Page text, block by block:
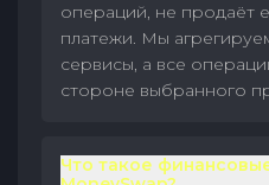
операций, не продаёт
платежи. Мы
сервисы, а все
стороне выбранного
Что такое